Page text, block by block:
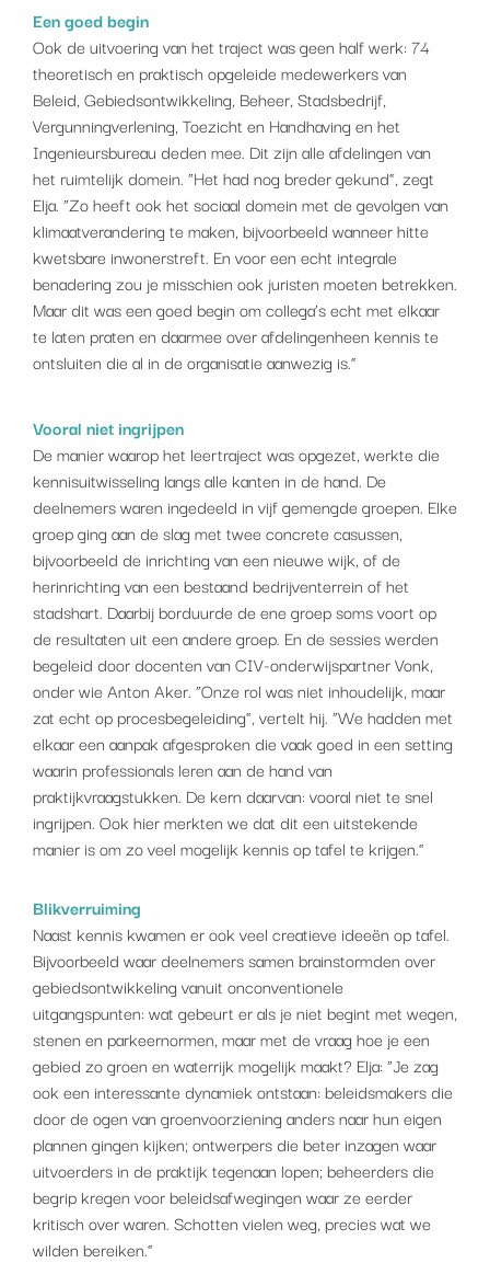
Een goed begin
Ook de uitvoering van het traject was geen half werk: 74
theoretisch en praktisch opgeleide medewerkers van
Beleid, Gebiedsontwikkeling, Beheer, Stadsbedrijf,
Vergunningverlening, Toezicht en Handhaving en het
Ingenieursbureau deden mee. Dit zijn alle afdelingen van
het ruimtelijk domein. “Het had nog breder gekund”, zegt
Elja. “Zo heeft ook het sociaal domein met de gevolgen van
klimaatverandering te maken, bijvoorbeeld wanneer hitte
kwetsbare inwonerstreft. En voor een echt integrale
benadering zou je misschien ook juristen moeten betrekken.
Maar dit was een goed begin om collega’s echt met elkaar
te laten praten en daarmee over afdelingenheen kennis te
ontsluiten die al in de organisatie aanwezig is.”
Vooral niet ingrijpen
De manier waarop het leertraject was opgezet, werkte die
kennisuitwisseling langs alle kanten in de hand. De
deelnemers waren ingedeeld in vijf gemengde groepen. Elke
groep ging aan de slag met twee concrete casussen,
bijvoorbeeld de inrichting van een nieuwe wijk, of de
herinrichting van een bestaand bedrijventerrein of het
stadshart. Daarbij borduurde de ene groep soms voort op
de resultaten uit een andere groep. En de sessies werden
begeleid door docenten van CIV-onderwijspartner Vonk,
onder wie Anton Aker. “Onze rol was niet inhoudelijk, maar
zat echt op procesbegeleiding”, vertelt hij. “We hadden met
elkaar een aanpak afgesproken die vaak goed in een setting
waarin professionals leren aan de hand van
praktijkvraagstukken. De kern daarvan: vooral niet te snel
ingrijpen. Ook hier merkten we dat dit een uitstekende
manier is om zo veel mogelijk kennis op tafel te krijgen.”
Blikverruiming
Naast kennis kwamen er ook veel creatieve ideeën op tafel.
Bijvoorbeeld waar deelnemers samen brainstormden over
gebiedsontwikkeling vanuit onconventionele
uitgangspunten: wat gebeurt er als je niet begint met wegen,
stenen en parkeernormen, maar met de vraag hoe je een
gebied zo groen en waterrijk mogelijk maakt? Elja: “Je zag
ook een interessante dynamiek ontstaan: beleidsmakers die
door de ogen van groenvoorziening anders naar hun eigen
plannen gingen kijken; ontwerpers die beter inzagen waar
uitvoerders in de praktijk tegenaan lopen; beheerders die
begrip kregen voor beleidsafwegingen waar ze eerder
kritisch over waren. Schotten vielen weg, precies wat we
wilden bereiken.”